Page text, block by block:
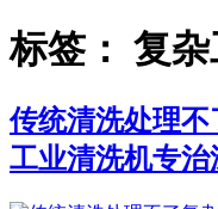
标签： 复
传统清洗处理
工业清洗机专治